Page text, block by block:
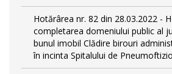
Hotărârea nr. 82 din 28.03.2022 -
completarea domeniului public al
bunul imobil Clădire birouri
în incinta Spitalului de